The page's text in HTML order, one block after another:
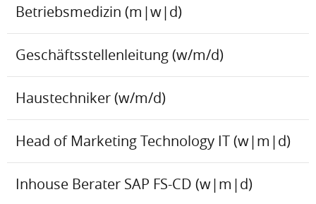
Betriebsmedizin (m|w|d)
Geschäftsstellenleitung (w/m/d)
Haustechniker (w/m/d)
Head of Marketing Technology IT (w|m|d)
Inhouse Berater SAP FS-CD (w|m|d)